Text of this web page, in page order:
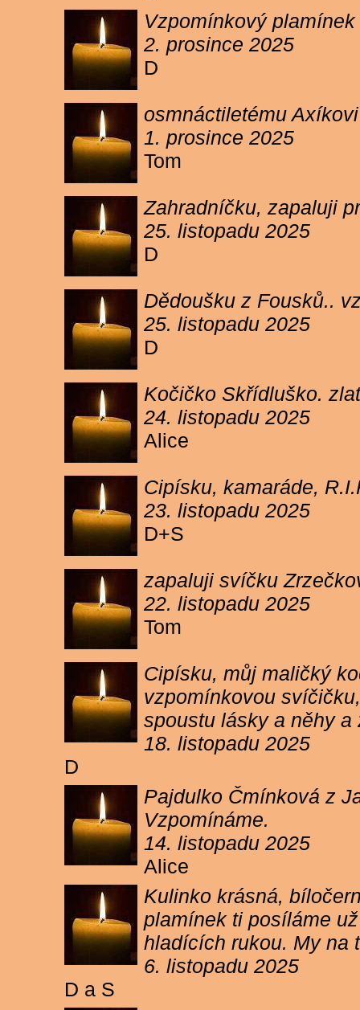
Vzpomínkový
2. prosince 2025
D
osmnáctiletému
1. prosince 2025
Tom
Zahradníčku, zapaluji
25. listopadu 2025
D
Dědoušku z Fousků..
25. listopadu 2025
D
Kočičko Skřídluško.
24. listopadu 2025
Alice
Cipísku, kamaráde,
23. listopadu 2025
D+S
zapaluji svíčku
22. listopadu 2025
Tom
Cipísku, můj maličký
vzpomínkovou
spoustu lásky a něhy
18. listopadu 2025
D
Pajdulko Čmínková z
Vzpomínáme.
14. listopadu 2025
Alice
Kulinko krásná,
plamínek ti posíláme
hladících rukou. My na
6. listopadu 2025
D a S